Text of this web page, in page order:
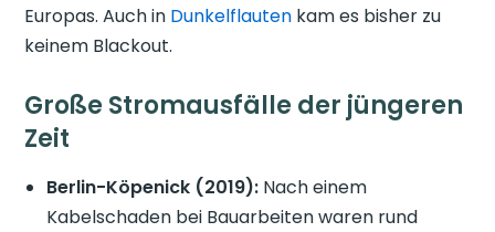
Europas. Auch in Dunkelflauten kam es bisher zu
keinem Blackout.
Große Stromausfälle der jüngeren
Zeit
Berlin-Köpenick (2019): Nach einem
Kabelschaden bei Bauarbeiten waren rund